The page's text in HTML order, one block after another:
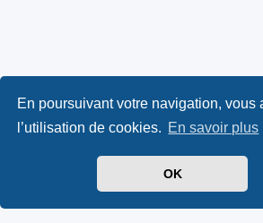
En poursuivant votre navigation, vous
l’utilisation de cookies. En savoir plus
OK